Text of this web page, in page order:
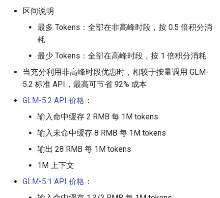
区间说明
最多 Tokens：全部在非高峰时段，按 0.5 倍积分消
耗
最少 Tokens：全部在高峰时段，按 1 倍积分消耗
当充分利用非高峰时段优惠时，相较于按量调用 GLM-
5.2 标准 API，最高可节省 92% 成本
GLM-5.2 API 价格 ：
输入命中缓存 2 RMB 每 1M tokens
输入未命中缓存 8 RMB 每 1M tokens
输出 28 RMB 每 1M tokens
1M 上下文
GLM-5.1 API 价格 ：